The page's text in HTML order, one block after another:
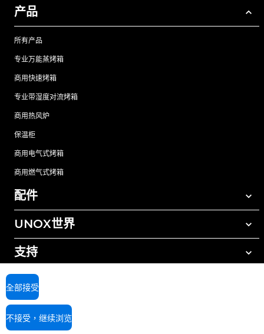
产品
所有产品
专业万能蒸烤箱
商用快速烤箱
专业带湿度对流烤箱
商用热风炉
保温柜
商用电气式烤箱
商用燃气式烤箱
配件
所有配件
手动清洗清洁剂
树脂过滤水处理
反渗透水处理
UNOX世界
我们在全球的办事处
支持
UNOX质保
查找经销商
查找服务中心
AI Content Disclaimer
全部接受
不接受，继续浏览